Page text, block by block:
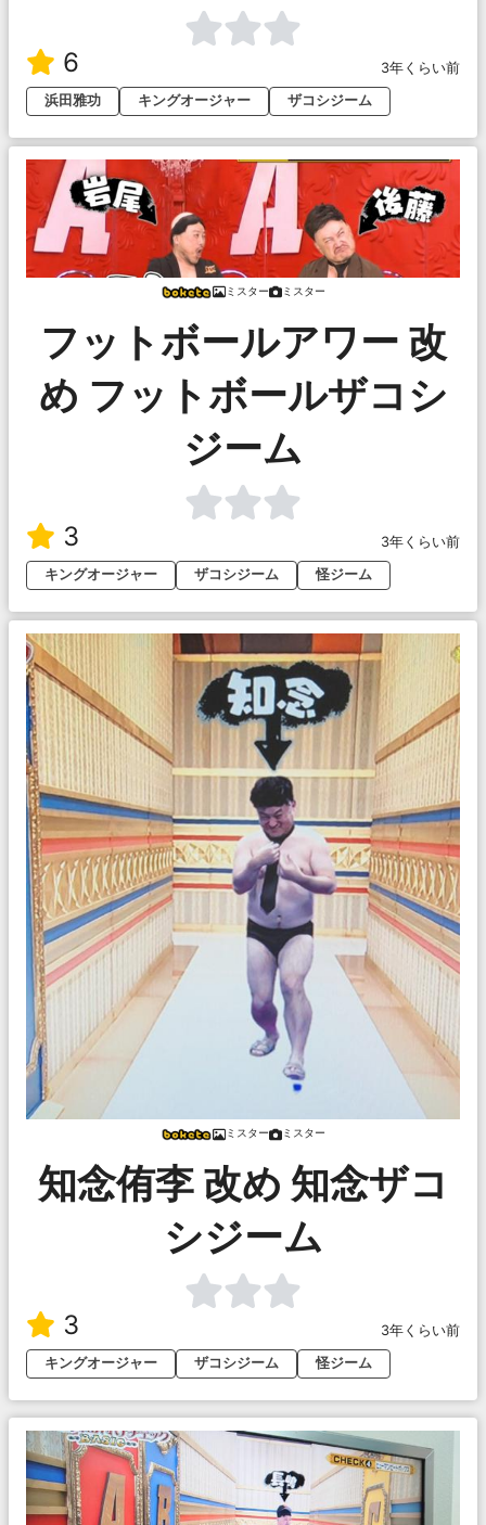
6
3年くらい前
浜田雅功
キングオージャー ザコシジーム
ミスター ミスター
フットボールアワー 改
め フットボールザコシ
ジーム
3
3年くらい前
キングオージャー
ザコシジーム 怪ジーム
ミスター ミスター
知念侑李 改め 知念ザコ
シジーム
3
3年くらい前
キングオージャー
ザコシジーム 怪ジーム